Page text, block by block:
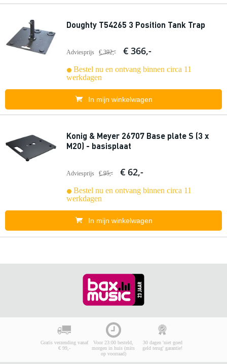
Doughty T54265 3 Position Tank Trap
Adviesprijs € 392,- € 366,-
Bestel nu en ontvang binnen circa 11
werkdagen
In mijn winkelwagen
Konig & Meyer 26707 Base plate S (3 x
M20) - basisplaat
Adviesprijs € 95,- € 62,-
Bestel nu en ontvang binnen circa 11
werkdagen
In mijn winkelwagen
Gratis verzending vanaf
€ 99,-
Voor 23:00 besteld,
morgen in huis (mits
op voorraad)
30 dagen 'niet goed
geld terug' garantie!